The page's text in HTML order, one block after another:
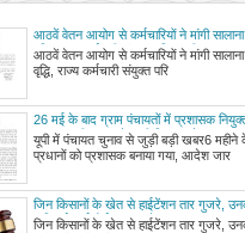
आठवें वेतन आयोग से कर्मचारियों ने मांगी
वृद्धि, राज्य कर्मचारी संयुक्त परिषद की
अधिकतम वेतन 833250 रुपये करने की मांग
आठवें वेतन आयोग से कर्मचारियों ने मांगी
वृद्धि, राज्य कर्मचारी संयुक्त परि
26 मई के बाद ग्राम पंचायतों में प्रशासक नियुक्त
प्रधान, यूपी शासन ने जारी किया आदेश
यूपी में पंचायत चुनाव से जुड़ी बड़ी खबर6 महीने
प्रधानों को प्रशासक बनाया गया, आदेश जार
जिन किसानों के खेत से हाईटेंशन तार गुजरे,
अनिवार्य, हाईकोर्ट का बड़ा फैसला
जिन किसानों के खेत से हाईटेंशन तार गुजरे,